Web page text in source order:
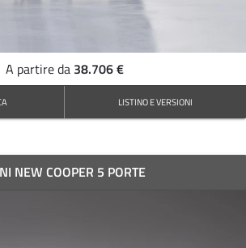
A partire da 38.706 €
LISTINO E VERSIONI
NEW COOPER 5 PORTE